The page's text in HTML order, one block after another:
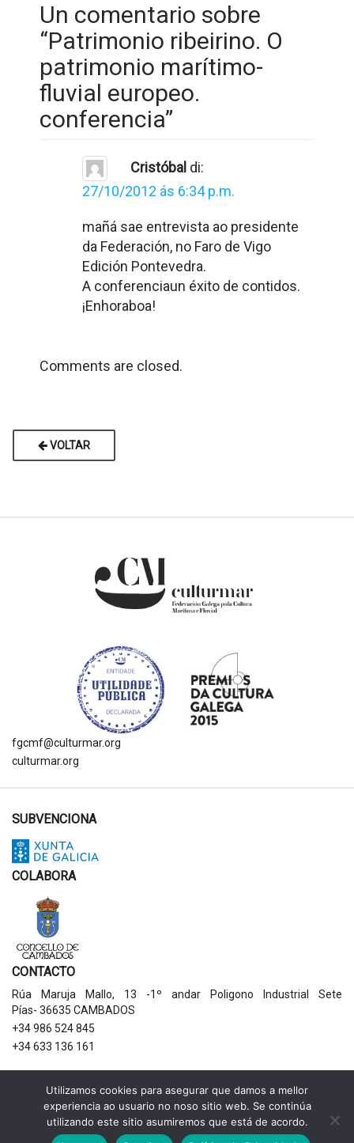
Un comentario sobre
“Patrimonio ribeirino. O
patrimonio marítimo-
fluvial europeo.
conferencia”
Cristóbal di:
27/10/2012 ás 6:34 p.m.
mañá sae entrevista ao presidente
da Federación, no Faro de Vigo
Edición Pontevedra.
A conferenciaun éxito de contidos.
¡Enhoraboa!
Comments are closed.
VOLTAR
fgcmf@culturmar.org
culturmar.org
SUBVENCIONA
COLABORA
CONTACTO
Rúa Maruja Mallo, 13 -1º andar Poligono Industrial Sete
Pías- 36635 CAMBADOS
+34 986 524 845
+34 633 136 161
AVISOS LEGAIS
Política de privacidade
Aviso legal
Utilizamos cookies para asegurar que damos a mellor
experiencia ao usuario no noso sitio web. Se continúa
utilizando este sitio asumiremos que está de acordo.